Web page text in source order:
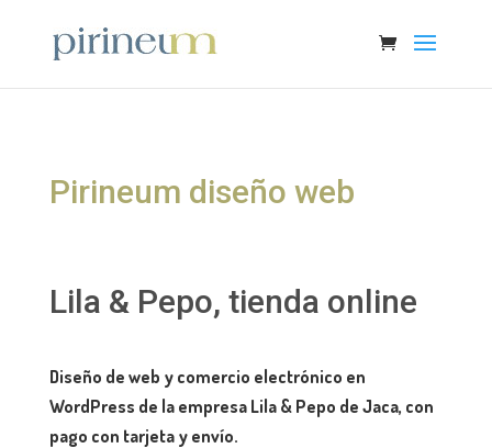
Pirineum diseño web
Lila & Pepo, tienda online
Diseño de web y comercio electrónico en
WordPress de la empresa Lila & Pepo de Jaca, con
pago con tarjeta y envío.